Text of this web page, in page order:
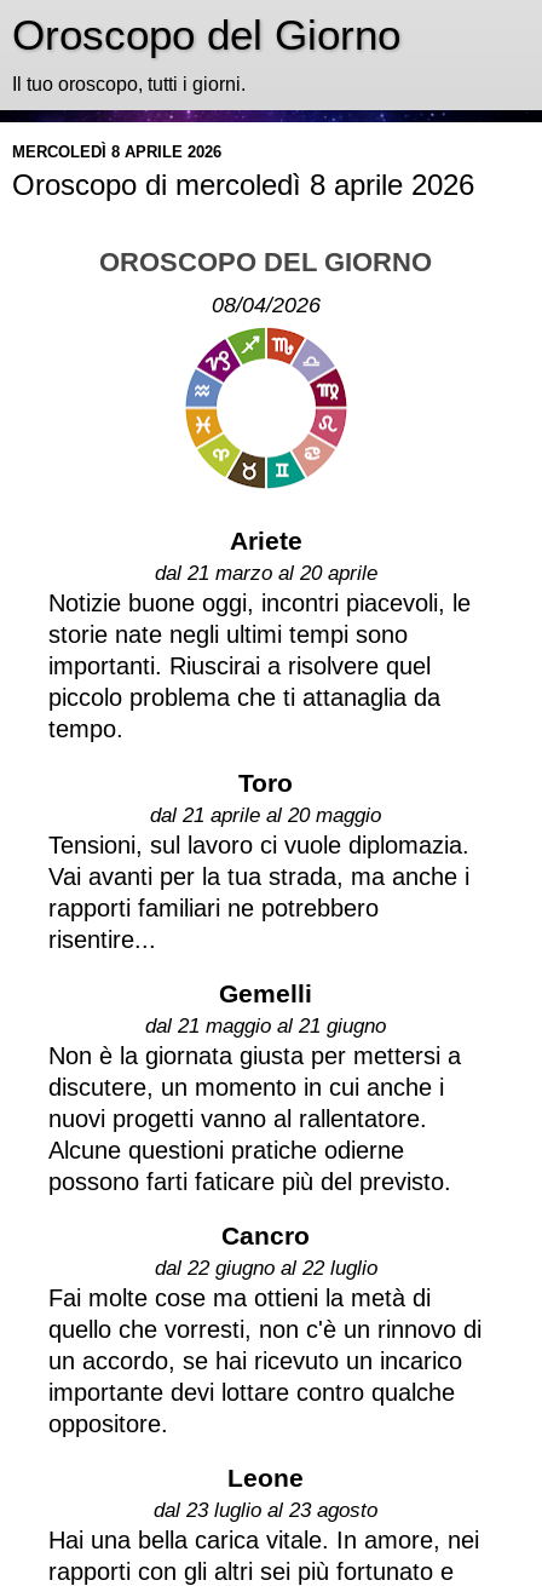
Oroscopo del Giorno
Il tuo oroscopo, tutti i giorni.
MERCOLEDÌ 8 APRILE 2026
Oroscopo di mercoledì 8 aprile 2026
OROSCOPO DEL GIORNO
08/04/2026
Ariete
dal 21 marzo al 20 aprile
Notizie buone oggi, incontri piacevoli, le
storie nate negli ultimi tempi sono
importanti. Riuscirai a risolvere quel
piccolo problema che ti attanaglia da
tempo.
Toro
dal 21 aprile al 20 maggio
Tensioni, sul lavoro ci vuole diplomazia.
Vai avanti per la tua strada, ma anche i
rapporti familiari ne potrebbero
risentire...
Gemelli
dal 21 maggio al 21 giugno
Non è la giornata giusta per mettersi a
discutere, un momento in cui anche i
nuovi progetti vanno al rallentatore.
Alcune questioni pratiche odierne
possono farti faticare più del previsto.
Cancro
dal 22 giugno al 22 luglio
Fai molte cose ma ottieni la metà di
quello che vorresti, non c'è un rinnovo di
un accordo, se hai ricevuto un incarico
importante devi lottare contro qualche
oppositore.
Leone
dal 23 luglio al 23 agosto
Hai una bella carica vitale. In amore, nei
rapporti con gli altri sei più fortunato e